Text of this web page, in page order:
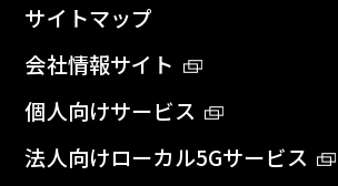
サイトマップ
会社情報サイト
個人向けサービス
法人向けローカル5Gサービス